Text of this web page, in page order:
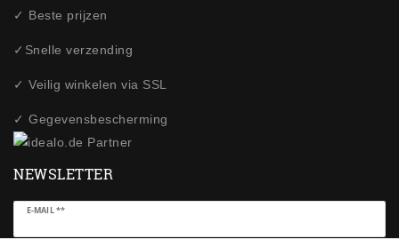
✓ Beste prijzen
✓Snelle verzending
✓ Veilig winkelen via SSL
✓ Gegevensbescherming
NEWSLETTER
E-MAIL **
Ceres::Template.newsletterHoneypotLabel